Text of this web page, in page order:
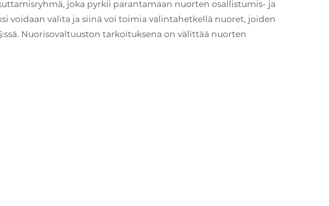
joka pyrkii parantamaan nuorten osallistumis- ja
voidaan valita ja siinä voi toimia valintahetkellä nuoret, joiden
Nuorisovaltuuston tarkoituksena on välittää nuorten